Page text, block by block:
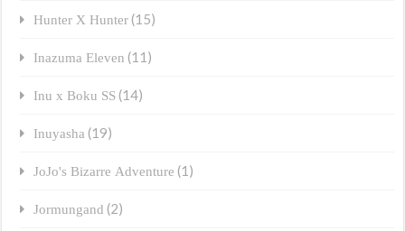
Hunter X Hunter (15)
Inazuma Eleven (11)
Inu x Boku SS (14)
Inuyasha (19)
JoJo's Bizarre Adventure (1)
Jormungand (2)